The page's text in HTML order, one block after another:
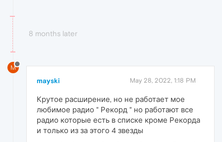
8 months later
M
mayski May 28, 2022, 1:18 PM
Крутое расширение, но не работает мое
любимое радио " Рекорд " но работают все
радио которые есть в списке кроме Рекорда
и только из за этого 4 звезды